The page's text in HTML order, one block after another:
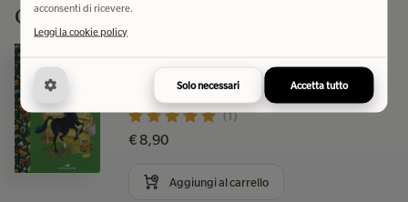
Consigli dalla community
leggibilità
Sewell Anna
(1)
€ 8,90
Aggiungi al carrello
acconsenti di ricevere.
Leggi la cookie policy
Solo necessari Accetta tutto